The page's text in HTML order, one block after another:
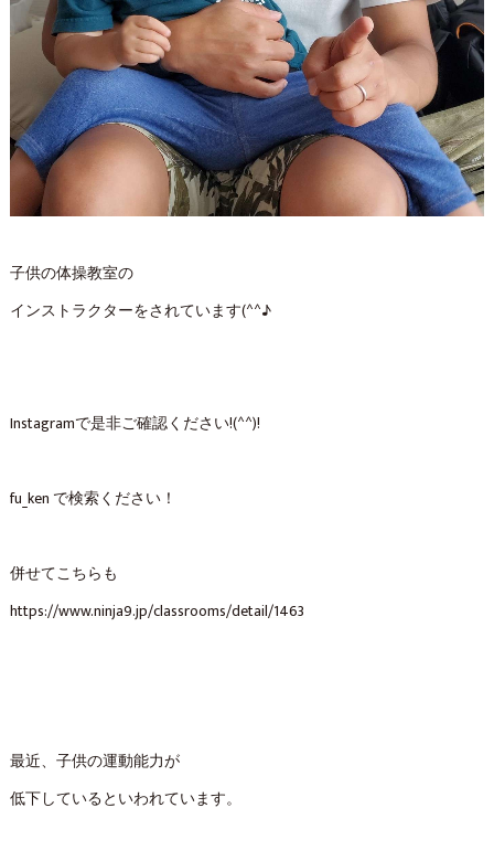
子供の体操教室の
インストラクターをされています(^^♪
Instagramで是非ご確認ください!(^^)!
fu_ken で検索ください！
併せてこちらも
https://www.ninja9.jp/classrooms/detail/1463
最近、子供の運動能力が
低下しているといわれています。